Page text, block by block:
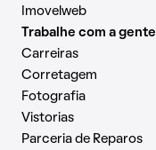
Imovelweb
Trabalhe com a gente
Carreiras
Corretagem
Fotografia
Vistorias
Parceria de Reparos